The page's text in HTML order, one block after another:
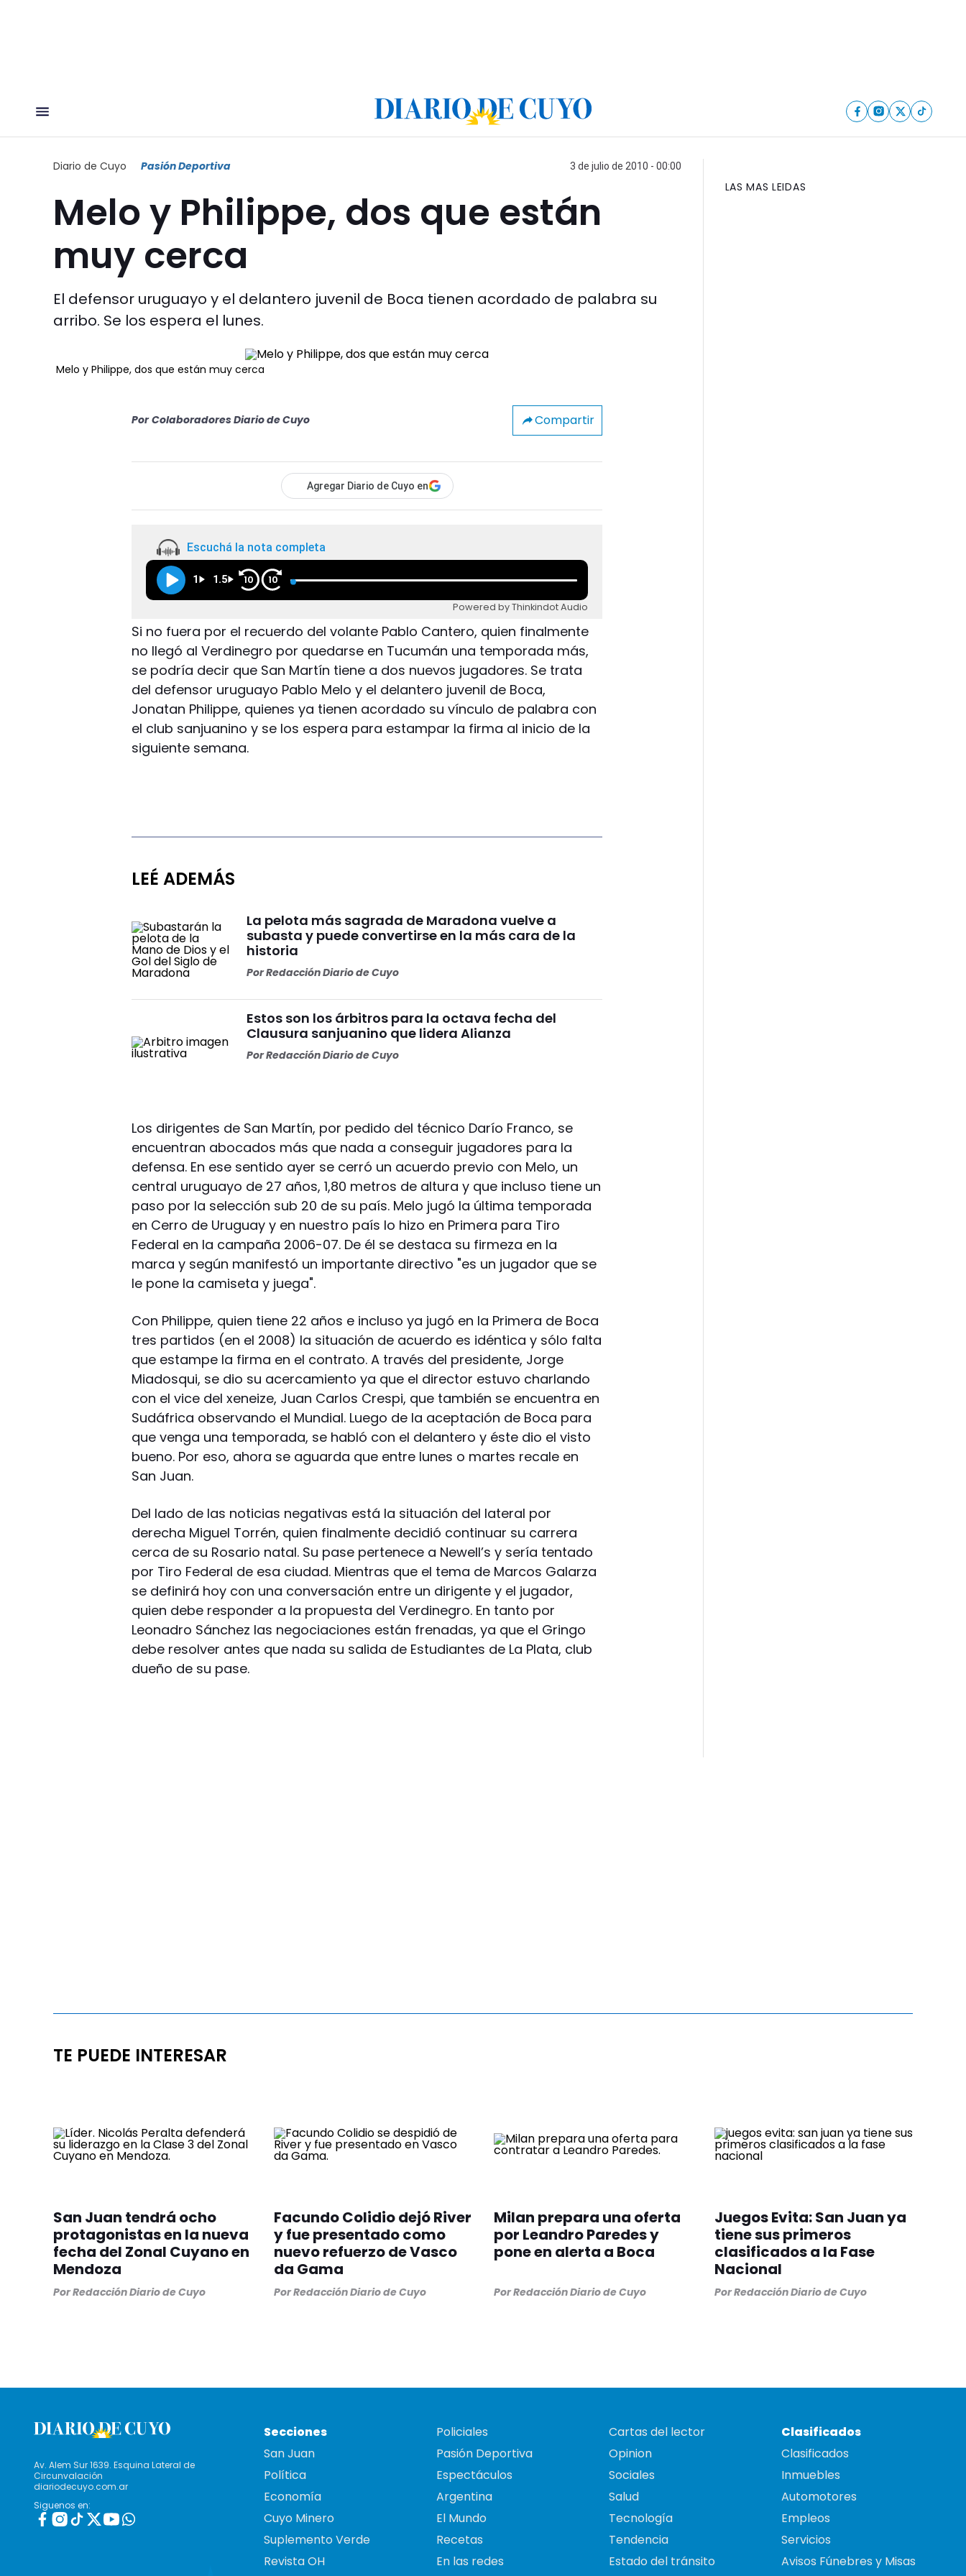
Diario de Cuyo Pasión Deportiva 3 de julio de 2010 - 00:00
Melo y Philippe, dos que están
muy cerca
El defensor uruguayo y el delantero juvenil de Boca tienen acordado de palabra su
arribo. Se los espera el lunes.
Melo y Philippe, dos que están muy cerca
Por Colaboradores Diario de Cuyo Compartir
Agregar Diario de Cuyo en
Escuchá la nota completa
1 1.5 10 10
Powered by Thinkindot Audio
Si no fuera por el recuerdo del volante Pablo Cantero, quien finalmente
no llegó al Verdinegro por quedarse en Tucumán una temporada más,
se podría decir que San Martín tiene a dos nuevos jugadores. Se trata
del defensor uruguayo Pablo Melo y el delantero juvenil de Boca,
Jonatan Philippe, quienes ya tienen acordado su vínculo de palabra con
el club sanjuanino y se los espera para estampar la firma al inicio de la
siguiente semana.
LEÉ ADEMÁS
La pelota más sagrada de Maradona vuelve a
subasta y puede convertirse en la más cara de la
historia
PorRedacción Diario de Cuyo
Estos son los árbitros para la octava fecha del
Clausura sanjuanino que lidera Alianza
PorRedacción Diario de Cuyo
Los dirigentes de San Martín, por pedido del técnico Darío Franco, se
encuentran abocados más que nada a conseguir jugadores para la
defensa. En ese sentido ayer se cerró un acuerdo previo con Melo, un
central uruguayo de 27 años, 1,80 metros de altura y que incluso tiene un
paso por la selección sub 20 de su país. Melo jugó la última temporada
en Cerro de Uruguay y en nuestro país lo hizo en Primera para Tiro
Federal en la campaña 2006-07. De él se destaca su firmeza en la
marca y según manifestó un importante directivo "es un jugador que se
le pone la camiseta y juega".
Con Philippe, quien tiene 22 años e incluso ya jugó en la Primera de Boca
tres partidos (en el 2008) la situación de acuerdo es idéntica y sólo falta
que estampe la firma en el contrato. A través del presidente, Jorge
Miadosqui, se dio su acercamiento ya que el director estuvo charlando
con el vice del xeneize, Juan Carlos Crespi, que también se encuentra en
Sudáfrica observando el Mundial. Luego de la aceptación de Boca para
que venga una temporada, se habló con el delantero y éste dio el visto
bueno. Por eso, ahora se aguarda que entre lunes o martes recale en
San Juan.
Del lado de las noticias negativas está la situación del lateral por
derecha Miguel Torrén, quien finalmente decidió continuar su carrera
cerca de su Rosario natal. Su pase pertenece a Newell’s y sería tentado
por Tiro Federal de esa ciudad. Mientras que el tema de Marcos Galarza
se definirá hoy con una conversación entre un dirigente y el jugador,
quien debe responder a la propuesta del Verdinegro. En tanto por
Leonadro Sánchez las negociaciones están frenadas, ya que el Gringo
debe resolver antes que nada su salida de Estudiantes de La Plata, club
dueño de su pase.
LAS MAS LEIDAS
TE PUEDE INTERESAR
San Juan tendrá ocho
protagonistas en la nueva
fecha del Zonal Cuyano en
Mendoza
PorRedacción Diario de Cuyo
Facundo Colidio dejó River
y fue presentado como
nuevo refuerzo de Vasco
da Gama
PorRedacción Diario de Cuyo
Milan prepara una oferta
por Leandro Paredes y
pone en alerta a Boca
PorRedacción Diario de Cuyo
Juegos Evita: San Juan ya
tiene sus primeros
clasificados a la Fase
Nacional
PorRedacción Diario de Cuyo
Av. Alem Sur 1639. Esquina Lateral de
Circunvalación
diariodecuyo.com.ar
Siguenos en:
Secciones
San Juan
Política
Economía
Cuyo Minero
Suplemento Verde
Revista OH
Policiales
Pasión Deportiva
Espectáculos
Argentina
El Mundo
Recetas
En las redes
Cartas del lector
Opinion
Sociales
Salud
Tecnología
Tendencia
Estado del tránsito
Clasificados
Clasificados
Inmuebles
Automotores
Empleos
Servicios
Avisos Fúnebres y Misas